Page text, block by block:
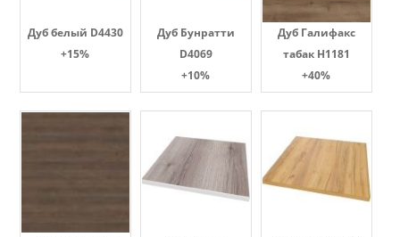
Дуб белый D4430
+15%
Дуб Бунратти
D4069
+10%
Дуб Галифакс
табак Н1181
+40%